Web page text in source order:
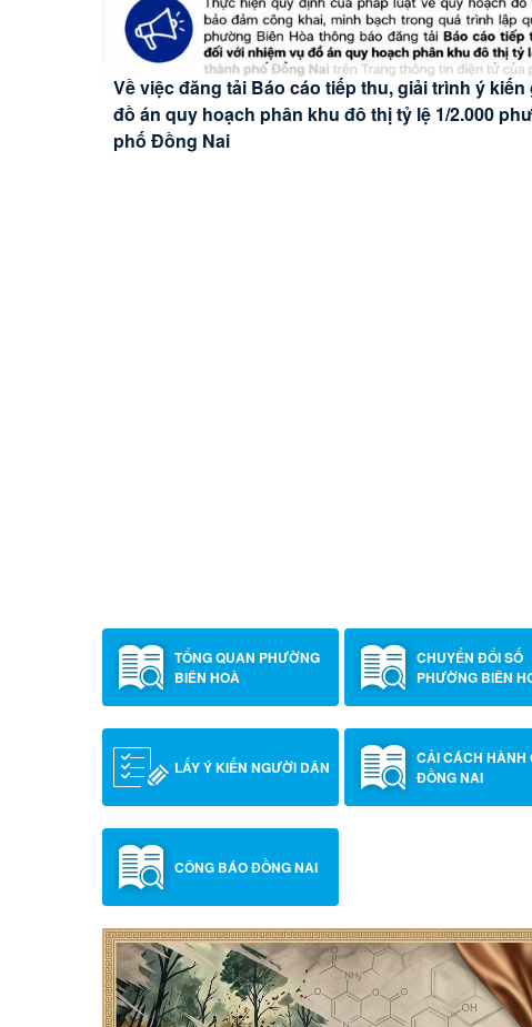
PHƯỜNG BIÊN HÒA: ĐẢNG ỦY ĐẨY MẠNH
TRƯỜNG MẦM NON BỬU HÒA TỔ CHỨC KHÁM
CHO TRẺ NĂM HỌC 2026 – 2027
Về việc đăng tải Báo cáo tiếp thu, giải trình ý
đồ án quy hoạch phân khu đô thị tỷ lệ 1/2.000
phố Đồng Nai
TỔNG QUAN PHƯỜNG
BIÊN HOÀ
CHUYỂN ĐỔI SỐ
PHƯỜNG BIÊN
LẤY Ý KIẾN NGƯỜI DÂN
CẢI CÁCH HÀNH
ĐỒNG NAI
CÔNG BÁO ĐỒNG NAI